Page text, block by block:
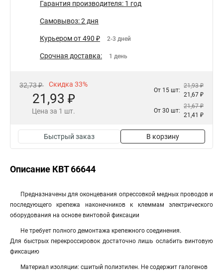
Гарантия производителя: 1 год
Самовывоз: 2 дня
Курьером от 490 ₽ 2-3 дней
Срочная доставка: 1 день
32,73 ₽ Скидка 33%
21,93 ₽
Цена за 1 шт.
От 15 шт:
21,93 ₽
21,67 ₽
От 30 шт:
21,67 ₽
21,41 ₽
Быстрый заказ В корзину
Описание КВТ 66644
Предназначены для оконцевания опрессовкой медных проводов и
последующего крепежа наконечников к клеммам электрического
оборудования на основе винтовой фиксации
Не требует полного демонтажа крепежного соединения.
Для быстрых перекроссировок достаточно лишь ослабить винтовую
фиксацию
Материал изоляции: сшитый полиэтилен. Не содержит галогенов